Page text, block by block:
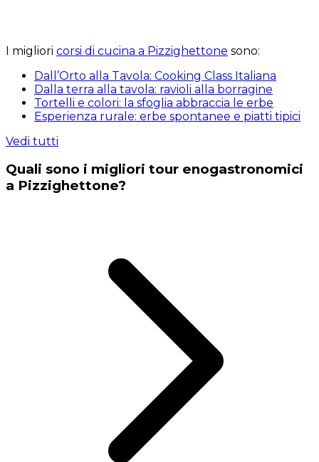
I migliori corsi di cucina a Pizzighettone sono:
Dall’Orto alla Tavola: Cooking Class Italiana
Dalla terra alla tavola: ravioli alla borragine
Tortelli e colori: la sfoglia abbraccia le erbe
Esperienza rurale: erbe spontanee e piatti tipici
Vedi tutti
Quali sono i migliori tour enogastronomici
a Pizzighettone?